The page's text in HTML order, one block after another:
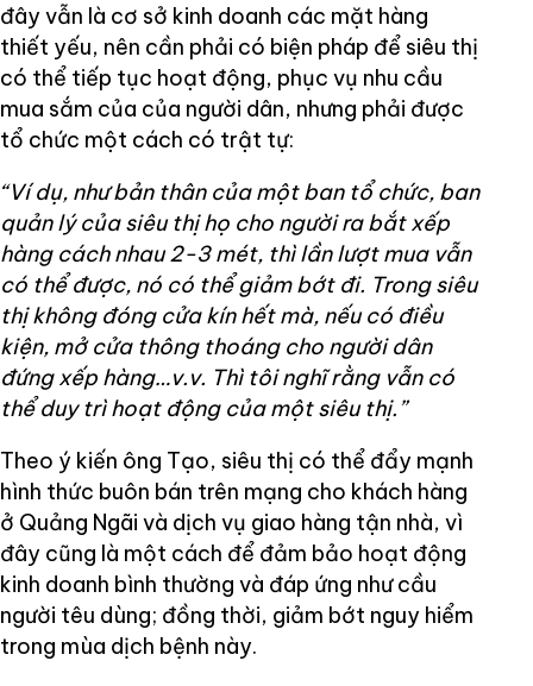
đây vẫn là cơ sở kinh doanh các mặt hàng
thiết yếu, nên cần phải có biện pháp để siêu thị
có thể tiếp tục hoạt động, phục vụ nhu cầu
mua sắm của của người dân, nhưng phải được
tổ chức một cách có trật tự:
“Ví dụ, như bản thân của một ban tổ chức, ban
quản lý của siêu thị họ cho người ra bắt xếp
hàng cách nhau 2-3 mét, thì lần lượt mua vẫn
có thể được, nó có thể giảm bớt đi. Trong siêu
thị không đóng cửa kín hết mà, nếu có điều
kiện, mở cửa thông thoáng cho người dân
đứng xếp hàng…v.v. Thì tôi nghĩ rằng vẫn có
thể duy trì hoạt động của một siêu thị.”
Theo ý kiến ông Tạo, siêu thị có thể đẩy mạnh
hình thức buôn bán trên mạng cho khách hàng
ở Quảng Ngãi và dịch vụ giao hàng tận nhà, vì
đây cũng là một cách để đảm bảo hoạt động
kinh doanh bình thường và đáp ứng như cầu
người têu dùng; đồng thời, giảm bớt nguy hiểm
trong mùa dịch bệnh này.